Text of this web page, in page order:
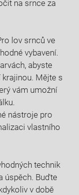
na srnce za
lov ⁤srnců ve​
vybavení.
abyste
Mějte s
vám umožní
‌nástroje pro
vlastního‍
technik
úspěch. Buďte
v době